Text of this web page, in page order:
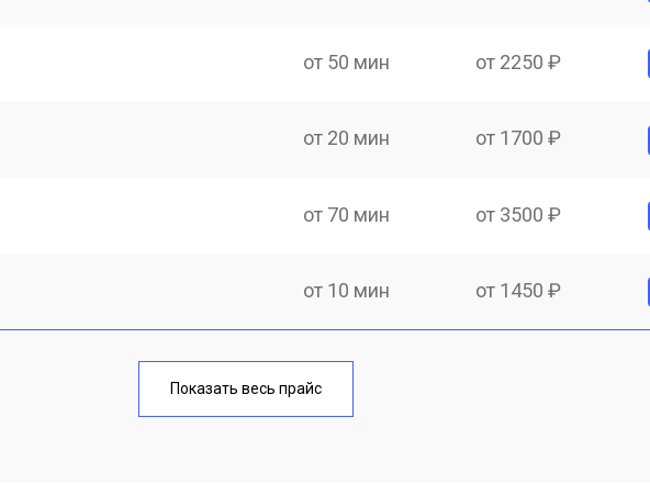
от 50 мин от 2250 ₽
от 20 мин от 1700 ₽
от 70 мин от 3500 ₽
от 10 мин от 1450 ₽
от 40 мин
Показать весь прайс